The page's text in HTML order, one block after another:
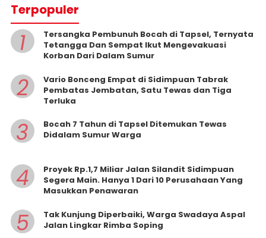
Terpopuler
1
Tersangka Pembunuh Bocah di Tapsel, Ternyata
Tetangga Dan Sempat Ikut Mengevakuasi
Korban Dari Dalam Sumur
2
Vario Bonceng Empat di Sidimpuan Tabrak
Pembatas Jembatan, Satu Tewas dan Tiga
Terluka
3
Bocah 7 Tahun di Tapsel Ditemukan Tewas
Didalam Sumur Warga
4
Proyek Rp.1,7 Miliar Jalan Silandit Sidimpuan
Segera Main. Hanya 1 Dari 10 Perusahaan Yang
Masukkan Penawaran
5
Tak Kunjung Diperbaiki, Warga Swadaya Aspal
Jalan Lingkar Rimba Soping